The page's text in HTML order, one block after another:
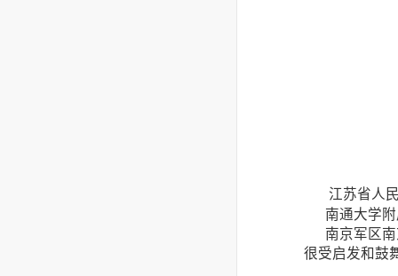
江苏省人
南通大学附
南京军区南
很受启发和鼓